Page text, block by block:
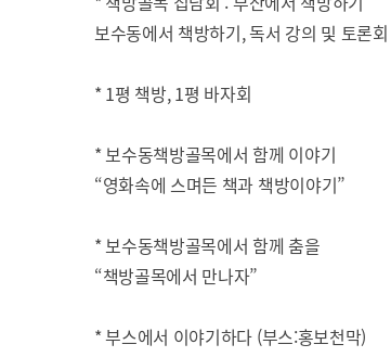
보수동에서 책방하기, 독서 강의 및 토론회
* 1평 책방, 1평 바자회
* 보수동책방골목에서 함께 이야기
“영화속에 스며든 책과 책방이야기”
* 보수동책방골목에서 함께 춤을
“책방골목에서 만나자”
* 부스에서 이야기하다 (부스:홍보천막)